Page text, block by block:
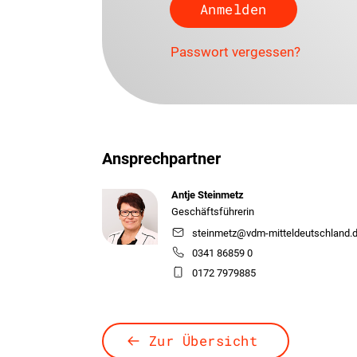
Passwort vergessen?
Ansprechpartner
Antje Steinmetz
Geschäftsführerin
steinmetz@vdm-
0341 86859 0
0172 7979885
Zur Übersicht